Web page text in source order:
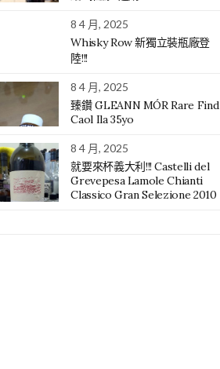
8 4 月, 2025
Whisky Row 新獨立裝瓶廠登
陸!!!
8 4 月, 2025
臻鑽 GLEANN MÓR Rare Find
Caol Ila 35yo
8 4 月, 2025
就要來杯義大利!!! Castelli del
Grevepesa Lamole Chianti
Classico Gran Selezione 2010